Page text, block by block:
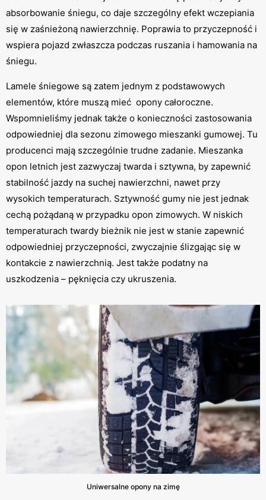
absorbowanie śniegu, co daje szczególny efekt wczepiania
się w zaśnieżoną nawierzchnię. Poprawia to przyczepność i
wspiera pojazd zwłaszcza podczas ruszania i hamowania na
śniegu.
Lamele śniegowe są zatem jednym z podstawowych
elementów, które muszą mieć opony całoroczne.
Wspomnieliśmy jednak także o konieczności zastosowania
odpowiedniej dla sezonu zimowego mieszanki gumowej. Tu
producenci mają szczególnie trudne zadanie. Mieszanka
opon letnich jest zazwyczaj twarda i sztywna, by zapewnić
stabilność jazdy na suchej nawierzchni, nawet przy
wysokich temperaturach. Sztywność gumy nie jest jednak
cechą pożądaną w przypadku opon zimowych. W niskich
temperaturach twardy bieżnik nie jest w stanie zapewnić
odpowiedniej przyczepności, zwyczajnie ślizgając się w
kontakcie z nawierzchnią. Jest także podatny na
uszkodzenia – pęknięcia czy ukruszenia.
Uniwersalne opony na zimę